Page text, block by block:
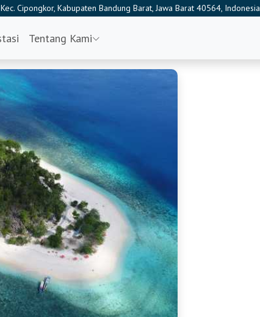
Cipongkor, Kabupaten Bandung Barat, Jawa Barat 40564, Indonesia
Tentang Kami